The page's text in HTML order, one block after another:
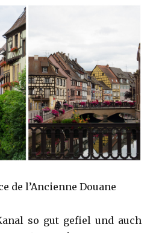
de l’Ancienne Douane
so gut gefiel und auch